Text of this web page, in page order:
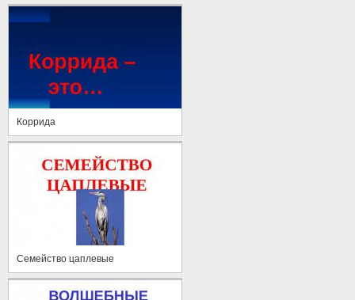
Коррида
Семейство цаплевые